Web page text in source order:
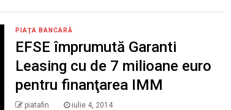
PIAŢA BANCARĂ
EFSE împrumută Garanti
Leasing cu de 7 milioane euro
pentru finanţarea IMM
piatafin iulie 4, 2014